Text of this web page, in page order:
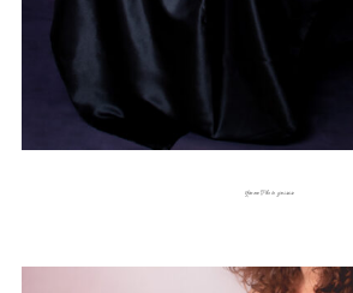
Séance Photo grossesse